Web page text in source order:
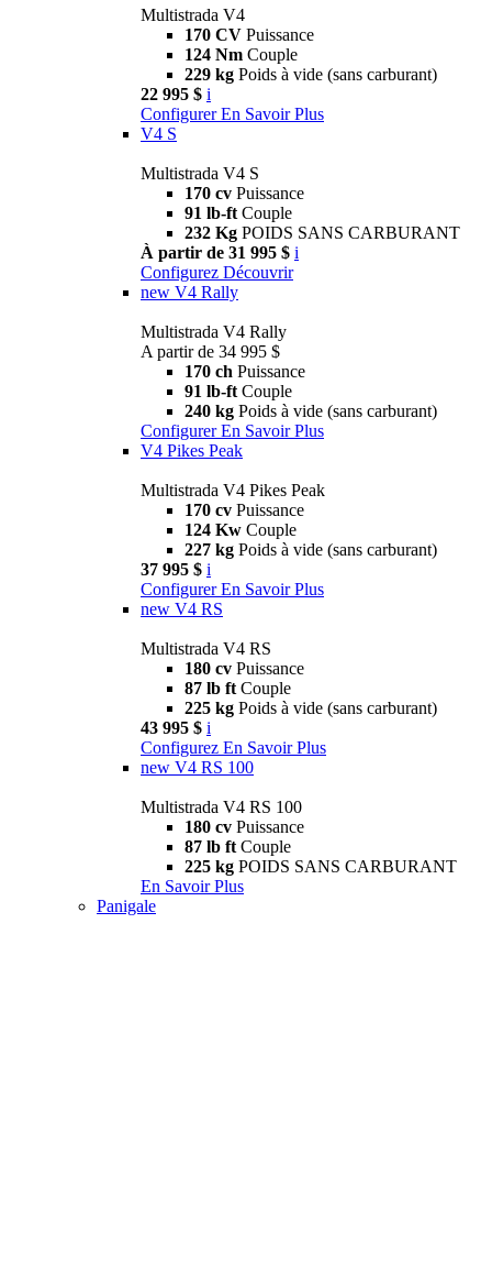
Multistrada V4
170 CV Puissance
124 Nm Couple
229 kg Poids à vide (sans carburant)
22 995 $ i
Configurer En Savoir Plus
V4 S
Multistrada V4 S
170 cv Puissance
91 lb-ft Couple
232 Kg POIDS SANS CARBURANT
À partir de 31 995 $ i
Configurez Découvrir
new V4 Rally
Multistrada V4 Rally
A partir de 34 995 $
170 ch Puissance
91 lb-ft Couple
240 kg Poids à vide (sans carburant)
Configurer En Savoir Plus
V4 Pikes Peak
Multistrada V4 Pikes Peak
170 cv Puissance
124 Kw Couple
227 kg Poids à vide (sans carburant)
37 995 $ i
Configurer En Savoir Plus
new V4 RS
Multistrada V4 RS
180 cv Puissance
87 lb ft Couple
225 kg Poids à vide (sans carburant)
43 995 $ i
Configurez En Savoir Plus
new V4 RS 100
Multistrada V4 RS 100
180 cv Puissance
87 lb ft Couple
225 kg POIDS SANS CARBURANT
En Savoir Plus
Panigale